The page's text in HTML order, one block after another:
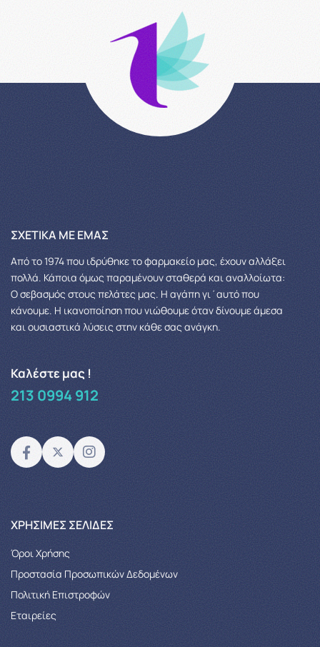
ΣΧΕΤΙΚΆ ΜΕ ΕΜΆΣ
Από το 1974 που ιδρύθηκε το φαρμακείο μας, έχουν αλλάξει
πολλά. Κάποια όμως παραμένουν σταθερά και αναλλοίωτα:
Ο σεβασμός στους πελάτες μας. Η αγάπη γι΄αυτό που
κάνουμε. Η ικανοποίηση που νιώθουμε όταν δίνουμε άμεσα
και ουσιαστικά λύσεις στην κάθε σας ανάγκη.
Καλέστε μας !
213 0994 912
XΡΉΣΙΜΕΣ ΣΕΛΊΔΕΣ
Όροι Χρήσης
Προστασία Προσωπικών Δεδομένων
Πολιτική Επιστροφών
Εταιρείες